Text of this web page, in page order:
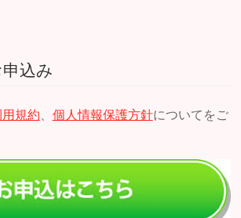
込み
規約 個人情報保護方針についてをご